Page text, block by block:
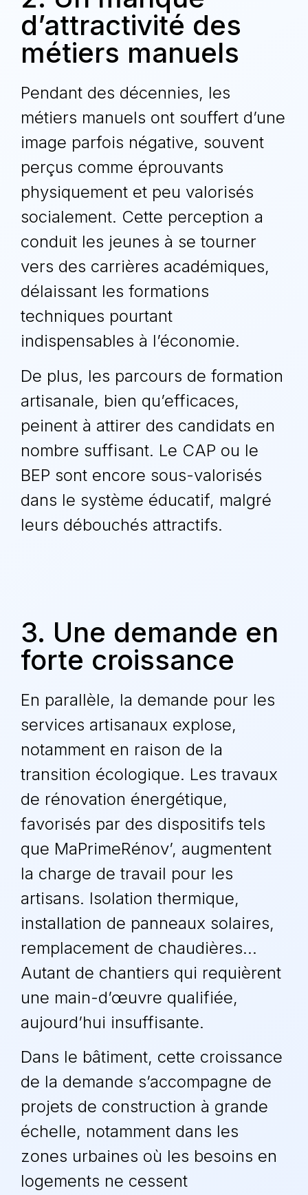
d’attractivité des
métiers manuels
Pendant des décennies, les
métiers manuels ont souffert d’une
image parfois négative, souvent
perçus comme éprouvants
physiquement et peu valorisés
socialement. Cette perception a
conduit les jeunes à se tourner
vers des carrières académiques,
délaissant les formations
techniques pourtant
indispensables à l’économie.
De plus, les parcours de formation
artisanale, bien qu’efficaces,
peinent à attirer des candidats en
nombre suffisant. Le CAP ou le
BEP sont encore sous-valorisés
dans le système éducatif, malgré
leurs débouchés attractifs.
3. Une demande en
forte croissance
En parallèle, la demande pour les
services artisanaux explose,
notamment en raison de la
transition écologique. Les travaux
de rénovation énergétique,
favorisés par des dispositifs tels
que MaPrimeRénov’, augmentent
la charge de travail pour les
artisans. Isolation thermique,
installation de panneaux solaires,
remplacement de chaudières…
Autant de chantiers qui requièrent
une main-d’œuvre qualifiée,
aujourd’hui insuffisante.
Dans le bâtiment, cette croissance
de la demande s’accompagne de
projets de construction à grande
échelle, notamment dans les
zones urbaines où les besoins en
logements ne cessent